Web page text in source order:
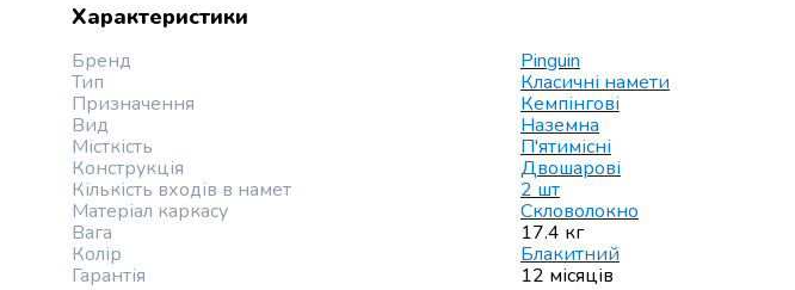
Батончики
Бісквіти
Круасани
та
Характеристики
Бренд
Pinguin
Тип
Класичні намети
Призначення
Кемпінгові
Вид
Наземна
Місткість
П'ятимісні
Конструкція
Двошарові
Кількість входів в намет
2 шт
Матеріал каркасу
Скловолокно
Вага
17.4 кг
Колір
Блакитний
Гарантія
12 місяців